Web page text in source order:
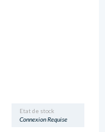
Etat de stock
Connexion Requise